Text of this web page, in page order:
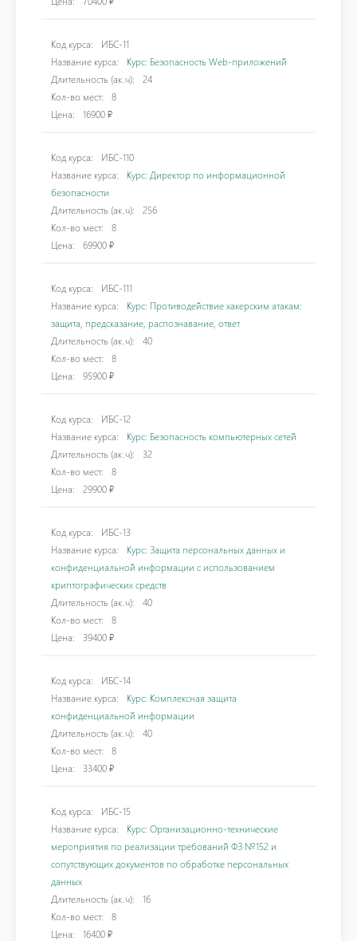
Код курса:
ИБС-11
Название курса:
Курс: Безопасность Web-приложений
Длительность (ак.ч):
24
Кол-во мест:
8
Цена:
16900 ₽
Код курса:
ИБС-110
Название курса:
Курс: Директор по информационной
безопасности
Длительность (ак.ч):
256
Кол-во мест:
8
Цена:
69900 ₽
Код курса:
ИБС-111
Название курса:
Курс: Противодействие хакерским атакам:
защита, предсказание, распознавание, ответ
Длительность (ак.ч):
40
Кол-во мест:
8
Цена:
95900 ₽
Код курса:
ИБС-12
Название курса:
Курс: Безопасность компьютерных сетей
Длительность (ак.ч):
32
Кол-во мест:
8
Цена:
29900 ₽
Код курса:
ИБС-13
Название курса:
Курс: Защита персональных данных и
конфиденциальной информации с использованием
криптографических средств
Длительность (ак.ч):
40
Кол-во мест:
8
Цена:
39400 ₽
Код курса:
ИБС-14
Название курса:
Курс: Комплексная защита
конфиденциальной информации
Длительность (ак.ч):
40
Кол-во мест:
8
Цена:
33400 ₽
Код курса:
ИБС-15
Название курса:
Курс: Организационно-технические
мероприятия по реализации требований ФЗ №152 и
сопутствующих документов по обработке персональных
данных
Длительность (ак.ч):
16
Кол-во мест:
8
Цена:
16400 ₽